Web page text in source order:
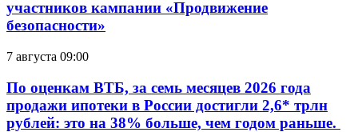
участников кампании «Продвижение
безопасности»
7 августа 09:00
По оценкам ВТБ, за семь месяцев 2026 года
продажи ипотеки в России достигли 2,6* трлн
рублей: это на 38% больше, чем годом раньше.